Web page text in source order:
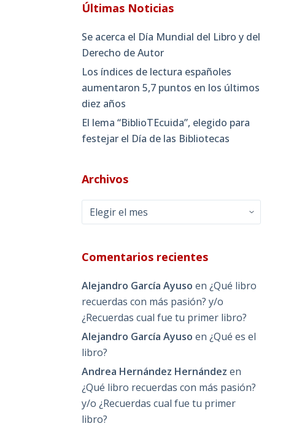
Últimas Noticias
Se acerca el Día Mundial del Libro y del
Derecho de Autor
Los índices de lectura españoles
aumentaron 5,7 puntos en los últimos
diez años
El lema “BiblioTEcuida”, elegido para
festejar el Día de las Bibliotecas
Archivos
Archivos
Comentarios recientes
Alejandro García Ayuso en¿Qué libro
recuerdas con más pasión? y/o
¿Recuerdas cual fue tu primer libro?
Alejandro García Ayuso en¿Qué es el
libro?
Andrea Hernández Hernández en
¿Qué libro recuerdas con más pasión?
y/o ¿Recuerdas cual fue tu primer
libro?